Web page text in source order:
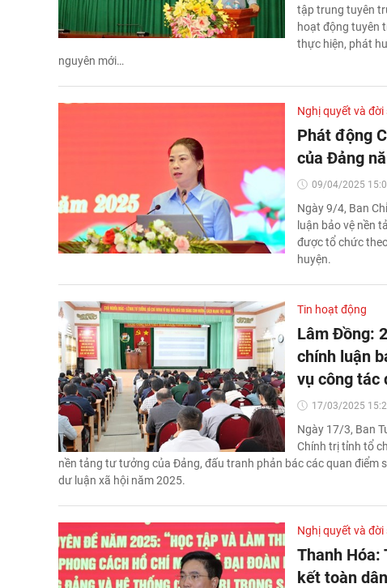
tập trung tuyên
hoạt động tuyên
thực hiện, phát
nguyên mới…
Nghị quyết và đời
Phát động
của Đảng
09/04/2025
Ngày 9/4, Ban
luận bảo vệ nền
được tổ chức
huyện.
Tin hoạt động
Lâm Đồng:
chính luận
vụ công tác
17/03/2025
Ngày 17/3, Ban
Chính trị tỉnh tổ
nền tảng tư tưởng của Đảng, đấu tranh phản bác các quan điểm
dư luận xã hội năm 2025.
Nghị quyết và đời
Thanh Hóa:
kết toàn